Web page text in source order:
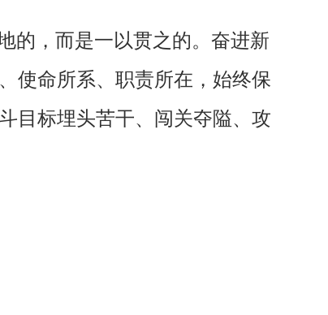
的，而是一以贯之的。奋进新
使命所系、职责所在，始终保
目标埋头苦干、闯关夺隘、攻